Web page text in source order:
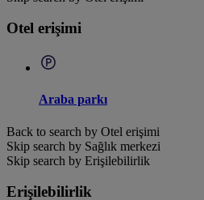
Otel erişimi
Araba parkı
Back to search by Otel erişimi
Skip search by Sağlık merkezi
Skip search by Erişilebilirlik
Erişilebilirlik